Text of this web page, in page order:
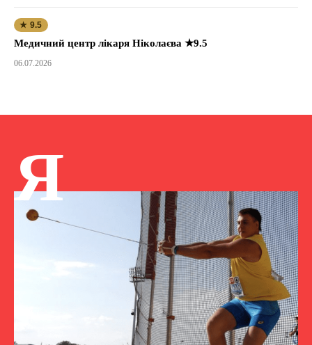
★ 9.5
Медичний центр лікаря Ніколаєва ★9.5
06.07.2026
Я